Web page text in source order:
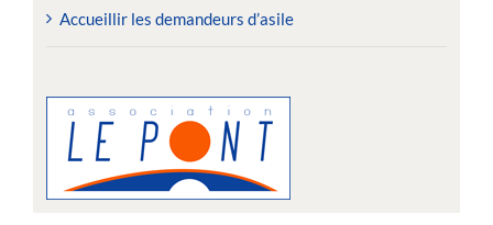
Accueillir les demandeurs d’asile